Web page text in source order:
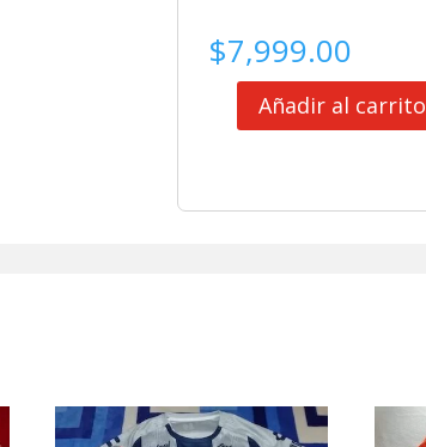
$7,999.00
Añadir al carrito